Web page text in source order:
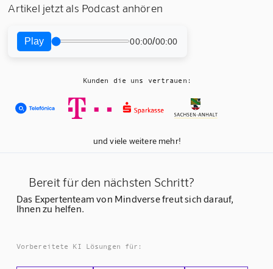
Artikel jetzt als Podcast anhören
Play 00:00/00:00
Kunden die uns vertrauen:
und viele weitere mehr!
Bereit für den nächsten Schritt?
Das Expertenteam von Mindverse freut sich darauf,
Ihnen zu helfen.
Vorbereitete KI Lösungen für: